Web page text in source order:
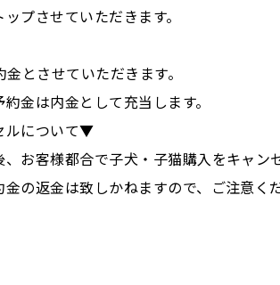
プさせていただきます。
とさせていただきます。
金は内金として充当します。
ルについて▼
お客様都合で子犬・子猫購入をキャン
の返金は致しかねますので、ご注意く